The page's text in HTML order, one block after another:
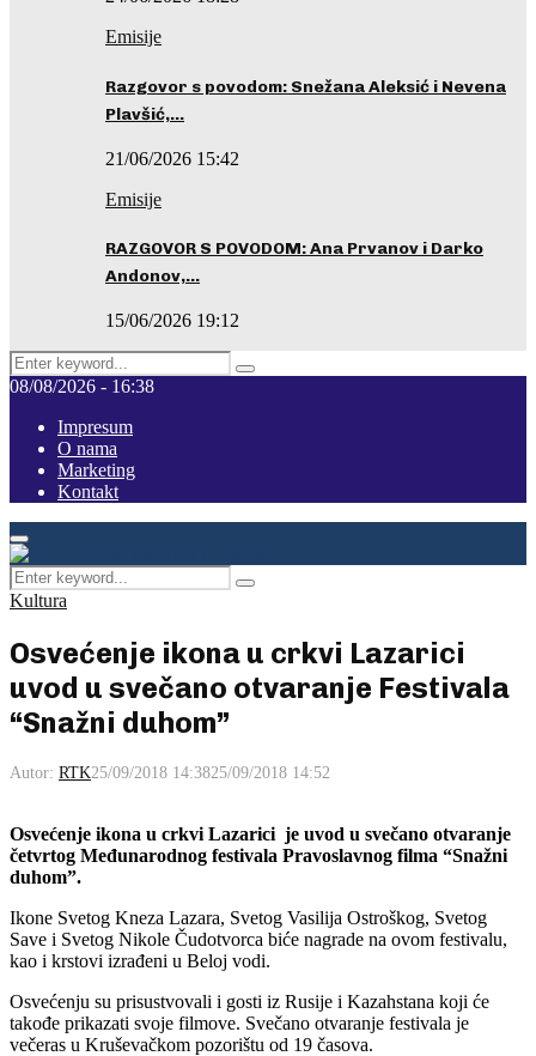
Emisije
Razgovor s povodom: Snežana Aleksić i Nevena
Plavšić,…
21/06/2026 15:42
Emisije
RAZGOVOR S POVODOM: Ana Prvanov i Darko
Andonov,…
15/06/2026 19:12
Search
for:
Pretraga
08/08/2026 - 16:38
Impresum
O nama
Marketing
Kontakt
Facebook
Instagram
Youtube
Primary
Menu
Search
for:
Pretraga
Kultura
Osvećenje ikona u crkvi Lazarici
uvod u svečano otvaranje Festivala
“Snažni duhom”
Autor: RTK25/09/2018 14:3825/09/2018 14:52
Osvećenje ikona u crkvi Lazarici je uvod u svečano otvaranje
četvrtog Međunarodnog festivala Pravoslavnog filma “Snažni
duhom”.
Ikone Svetog Kneza Lazara, Svetog Vasilija Ostroškog, Svetog
Save i Svetog Nikole Čudotvorca biće nagrade na ovom festivalu,
kao i krstovi izrađeni u Beloj vodi.
Osvećenju su prisustvovali i gosti iz Rusije i Kazahstana koji će
takođe prikazati svoje filmove. Svečano otvaranje festivala je
večeras u Kruševačkom pozorištu od 19 časova.